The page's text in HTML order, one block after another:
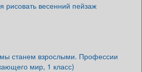
рисовать весенний пейзаж
мы станем взрослыми. Профессии
мир, 1 класс)